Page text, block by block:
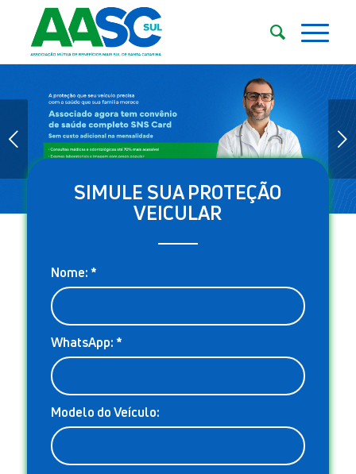
Próximo
2 3 4
SIMULE SUA PROTEÇÃO
VEICULAR
Nome:*
WhatsApp:*
Modelo do Veículo: